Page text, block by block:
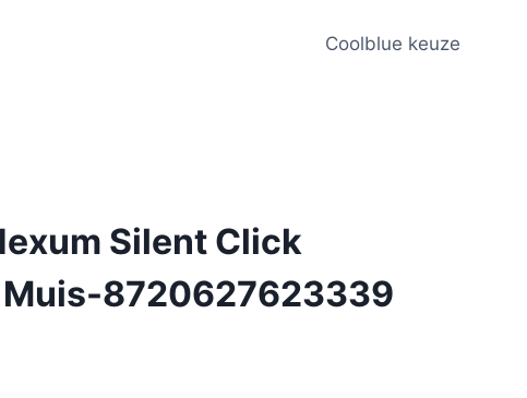
Coolblue keuze
Silent Click
Muis-8720627623339